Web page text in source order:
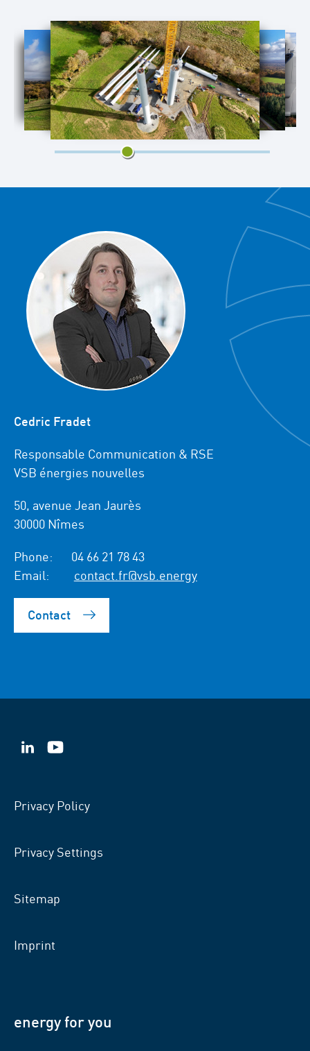
2/4
Cedric Fradet
Responsable Communication & RSE
VSB énergies nouvelles
50, avenue Jean Jaurès
30000 Nîmes
Phone:
04 66 21 78 43
Email:
contact.fr@vsb.energy
Contact
VSB
VSB
Privacy Policy
Privacy Settings
Sitemap
Imprint
energy for you